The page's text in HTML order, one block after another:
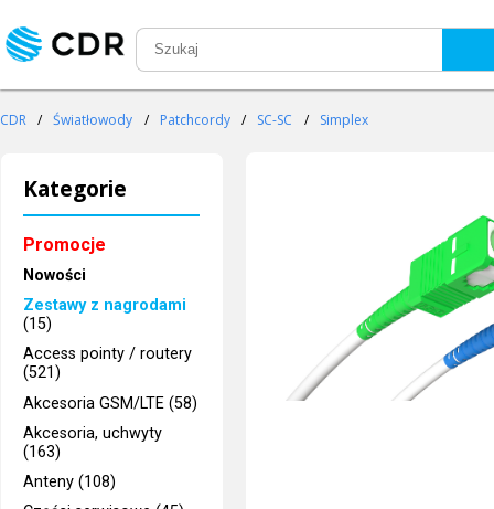
CDR / Światłowody / Patchcordy / SC-SC / Simplex
Kategorie
Promocje
Nowości
Zestawy z nagrodami
(15)
Access pointy / routery
(521)
Akcesoria GSM/LTE (58)
Akcesoria, uchwyty
(163)
Anteny (108)